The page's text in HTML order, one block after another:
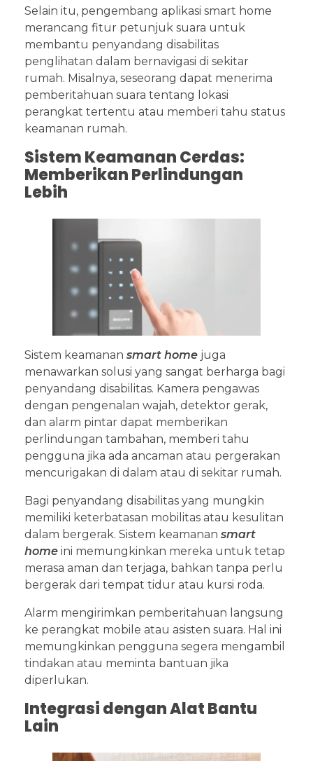
Selain itu, pengembang aplikasi smart home
merancang fitur petunjuk suara untuk
membantu penyandang disabilitas
penglihatan dalam bernavigasi di sekitar
rumah. Misalnya, seseorang dapat menerima
pemberitahuan suara tentang lokasi
perangkat tertentu atau memberi tahu status
keamanan rumah.
Sistem Keamanan Cerdas:
Memberikan Perlindungan
Lebih
Sistem keamanan smart home juga
menawarkan solusi yang sangat berharga bagi
penyandang disabilitas. Kamera pengawas
dengan pengenalan wajah, detektor gerak,
dan alarm pintar dapat memberikan
perlindungan tambahan, memberi tahu
pengguna jika ada ancaman atau pergerakan
mencurigakan di dalam atau di sekitar rumah.
Bagi penyandang disabilitas yang mungkin
memiliki keterbatasan mobilitas atau kesulitan
dalam bergerak. Sistem keamanan smart
home ini memungkinkan mereka untuk tetap
merasa aman dan terjaga, bahkan tanpa perlu
bergerak dari tempat tidur atau kursi roda.
Alarm mengirimkan pemberitahuan langsung
ke perangkat mobile atau asisten suara. Hal ini
memungkinkan pengguna segera mengambil
tindakan atau meminta bantuan jika
diperlukan.
Integrasi dengan Alat Bantu
Lain